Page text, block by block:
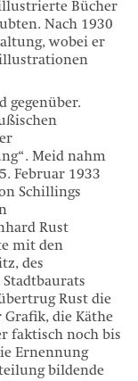
Bücher
Nach 1930
wobei er
gegenüber.
Meid nahm
Februar 1933
Schillings
Rust
mit den
des
Rust die
die Käthe
faktisch noch bis
Ernennung
bildende